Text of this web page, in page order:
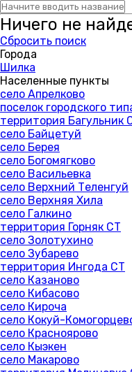
Ничего не
Сбросить поиск
Города
Шилка
Населенные пункты
село Апрелково
поселок городского
территория Багульник
село Байцетуй
село Берея
село Богомягково
село Васильевка
село Верхний Теленгуй
село Верхняя Хила
село Галкино
территория Горняк СТ
село Золотухино
село Зубарево
территория Ингода СТ
село Казаново
село Кибасово
село Кироча
село Кокуй-
село Красноярово
село Кыэкен
село Макарово